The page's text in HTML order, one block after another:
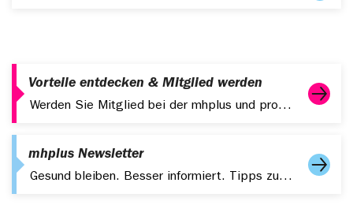
Vorteile entdecken & Mitglied werden
Werden Sie Mitglied bei der mhplus und profitieren Sie von starken Leistungen, digitalen Services und attraktiven Zusatzangeboten.
mhplus Newsletter
Gesund bleiben. Besser informiert. Tipps zu Gesundheit, Fitness und aktuelle Themen – kompakt in Ihrem Postfach.